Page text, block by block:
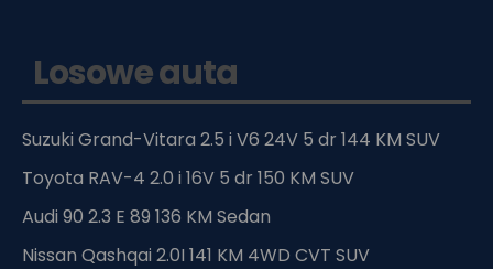
Losowe auta
Suzuki Grand-Vitara 2.5 i V6 24V 5 dr 144 KM SUV
Toyota RAV-4 2.0 i 16V 5 dr 150 KM SUV
Audi 90 2.3 E 89 136 KM Sedan
Nissan Qashqai 2.0I 141 KM 4WD CVT SUV